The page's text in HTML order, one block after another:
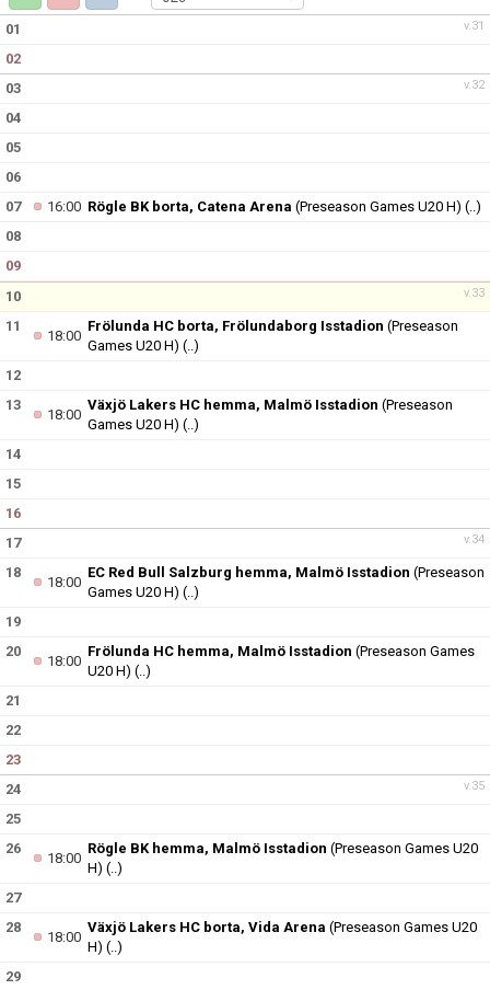
MATCHER v.31
01
02
v.32
03
04
05
06
07
16:00 Rögle BK borta, Catena Arena (Preseason Games U20 H) (..)
08
09
v.33
10
11
18:00
Frölunda HC borta, Frölundaborg Isstadion (Preseason
Games U20 H) (..)
12
13
18:00
Växjö Lakers HC hemma, Malmö Isstadion (Preseason
Games U20 H) (..)
14
15
16
v.34
17
18
18:00
EC Red Bull Salzburg hemma, Malmö Isstadion (Preseason
Games U20 H) (..)
19
20
18:00
Frölunda HC hemma, Malmö Isstadion (Preseason Games
U20 H) (..)
21
22
23
v.35
24
25
26
18:00
Rögle BK hemma, Malmö Isstadion (Preseason Games U20
H) (..)
27
28
18:00
Växjö Lakers HC borta, Vida Arena (Preseason Games U20
H) (..)
29